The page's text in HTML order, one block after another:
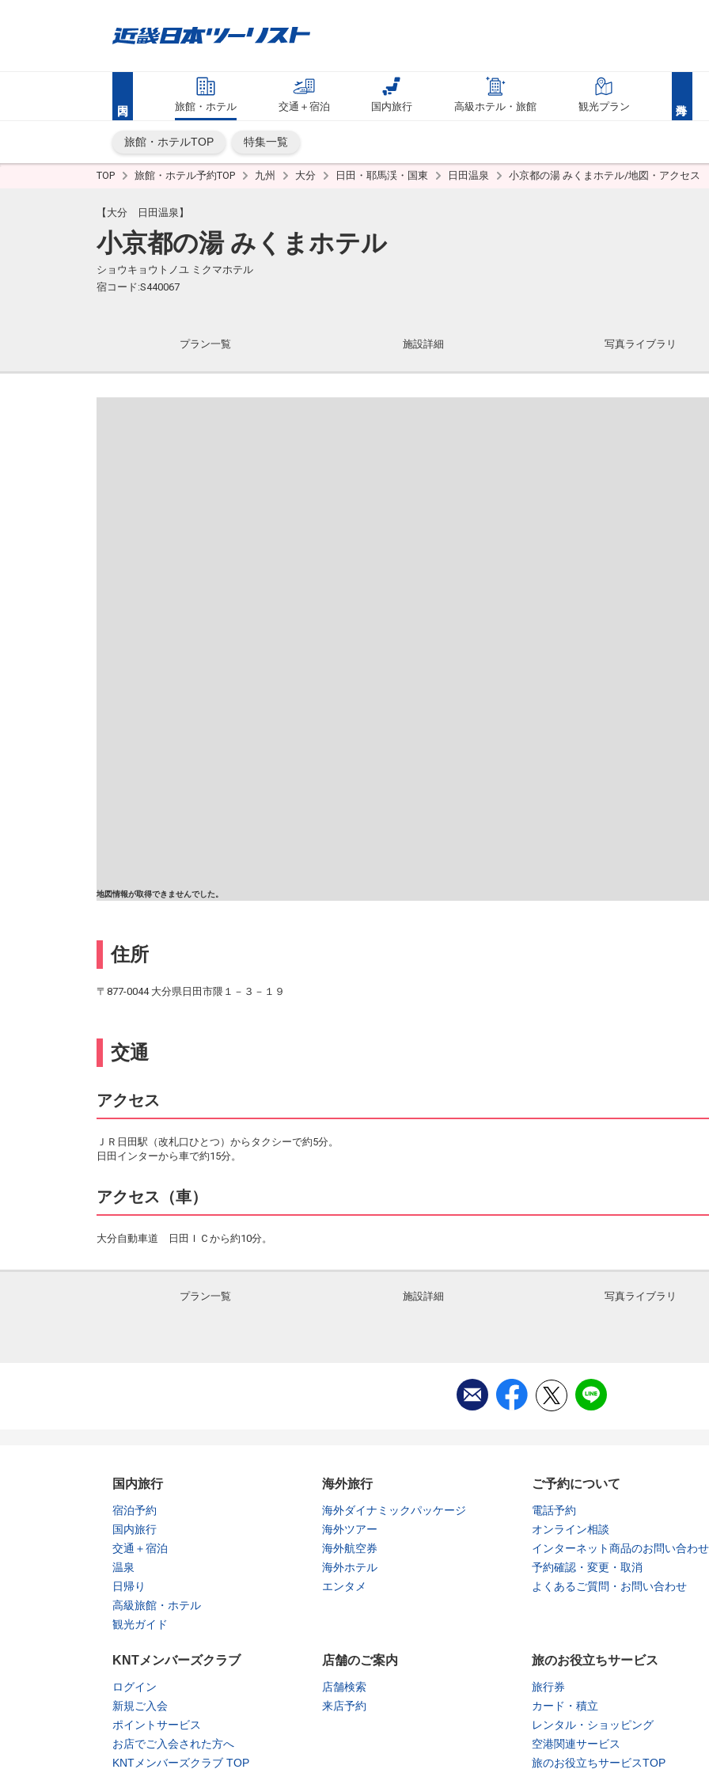
旅館・ホテル 交通＋宿泊 国内旅行 高級ホテル・旅館 観光プラン
旅館・ホテルTOP 特集一覧
TOP 旅館・ホテル予約TOP 九州 大分 日田・耶馬渓・国東 日田温泉 小京都の湯 みくまホテル/地図・アクセス
【大分 日田温泉】
小京都の湯 みくまホテル
ショウキョウトノユ ミクマホテル
宿コード:S440067
プラン一覧 施設詳細 写真ライブラリ
地図情報が取得できませんでした。
住所
〒877-0044 大分県日田市隈１－３－１９
交通
アクセス
ＪＲ日田駅（改札口ひとつ）からタクシーで約5分。
日田インターから車で約15分。
アクセス（車）
大分自動車道 日田ＩＣから約10分。
プラン一覧 施設詳細 写真ライブラリ
国内旅行
宿泊予約
国内旅行
交通＋宿泊
温泉
日帰り
高級旅館・ホテル
観光ガイド
海外旅行
海外ダイナミックパッケージ
海外ツアー
海外航空券
海外ホテル
エンタメ
ご予約について
電話予約
オンライン相談
インターネット商品のお問い合わせ
予約確認・変更・取消
よくあるご質問・お問い合わせ
KNTメンバーズクラブ
ログイン
新規ご入会
ポイントサービス
お店でご入会された方へ
KNTメンバーズクラブ TOP
店舗のご案内
店舗検索
来店予約
旅のお役立ちサービス
旅行券
カード・積立
レンタル・ショッピング
空港関連サービス
旅のお役立ちサービスTOP